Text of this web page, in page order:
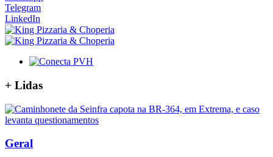
Telegram
LinkedIn
+ Lidas
Geral